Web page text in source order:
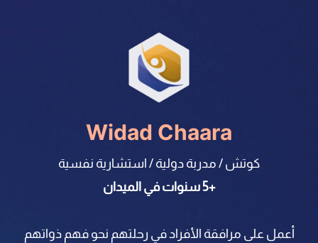
Widad Chaara
كوتش / مدربة دولية / استشارية نفسية
+5 سنوات في الميدان
أعمل على مرافقة الأفراد في رحلتهم نحو فهم ذواتهم